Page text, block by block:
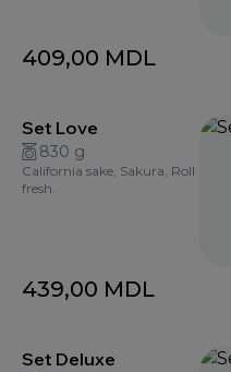
409,00 MDL
Set Love
830 g
California sake, Sakura, Roll
fresh.
439,00 MDL
Set Deluxe